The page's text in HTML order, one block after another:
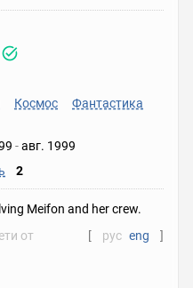
Космос
Фантастика
-авг. 1999
2
Meifon and her crew.
от
[ рус eng ]